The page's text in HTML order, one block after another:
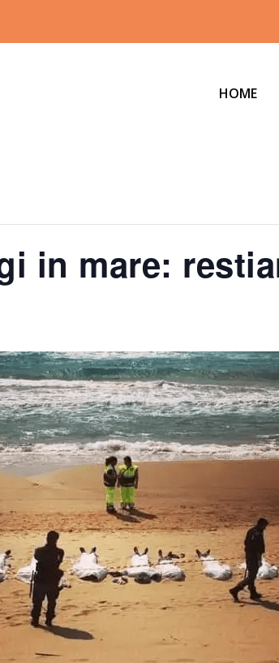
HOME
in mare: